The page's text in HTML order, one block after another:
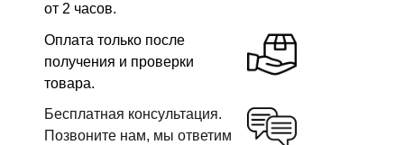
Оплата только после
получения и проверки
товара.
от 2 часов.
Бесплатная консультация.
Позвоните нам, мы ответим